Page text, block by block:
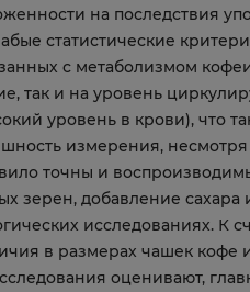
на последствия
статистические
с метаболизмом
так и на уровень
уровень в крови), что
измерения, несмотря
точны и
зерен, добавление
исследованиях. К
в размерах чашек кофе
оценивают,